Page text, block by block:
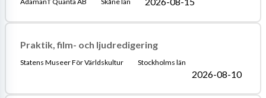
Praktik, film- och ljudredigering
Statens Museer För Världskultur Stockholms län
2026-08-10